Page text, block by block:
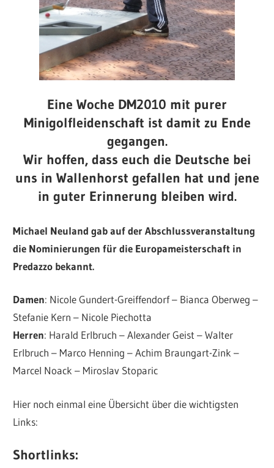
Eine Woche DM2010 mit purer
Minigolfleidenschaft ist damit zu Ende
gegangen.
Wir hoffen, dass euch die Deutsche bei
uns in Wallenhorst gefallen hat und jene
in guter Erinnerung bleiben wird.
Michael Neuland gab auf der Abschlussveranstaltung
die Nominierungen für die Europameisterschaft in
Predazzo bekannt.
Damen: Nicole Gundert-Greiffendorf – Bianca Oberweg –
Stefanie Kern – Nicole Piechotta
Herren: Harald Erlbruch – Alexander Geist – Walter
Erlbruch – Marco Henning – Achim Braungart-Zink –
Marcel Noack – Miroslav Stoparic
Hier noch einmal eine Übersicht über die wichtigsten
Links:
Shortlinks: